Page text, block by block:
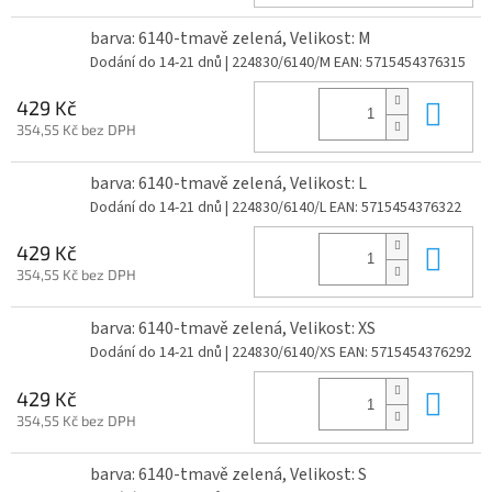
barva: 6140-tmavě zelená, Velikost: M
Dodání do 14-21 dnů | 224830/6140/M EAN: 5715454376315
429 Kč
354,55 Kč bez DPH
barva: 6140-tmavě zelená, Velikost: L
Dodání do 14-21 dnů | 224830/6140/LEAN: 5715454376322
429 Kč
354,55 Kč bez DPH
barva: 6140-tmavě zelená, Velikost: XS
Dodání do 14-21 dnů | 224830/6140/XS EAN: 5715454376292
429 Kč
354,55 Kč bez DPH
barva: 6140-tmavě zelená, Velikost: S